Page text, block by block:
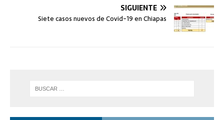
SIGUIENTE
Siete casos nuevos de Covid-19 en Chiapas